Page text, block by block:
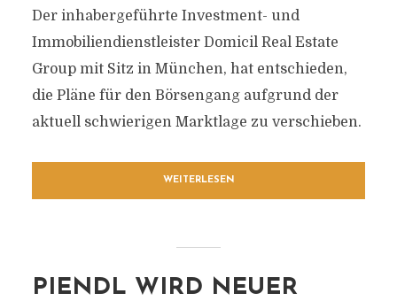
Der inhabergeführte Investment- und
Immobiliendienstleister Domicil Real Estate
Group mit Sitz in München, hat entschieden,
die Pläne für den Börsengang aufgrund der
aktuell schwierigen Marktlage zu verschieben.
WEITERLESEN
PIENDL WIRD NEUER